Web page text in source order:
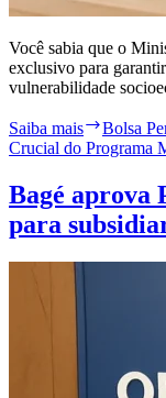
Você sabia que o
exclusivo para
vulnerabilidade
Saiba mais
Bolsa
Crucial do Programa
Bagé aprova
para